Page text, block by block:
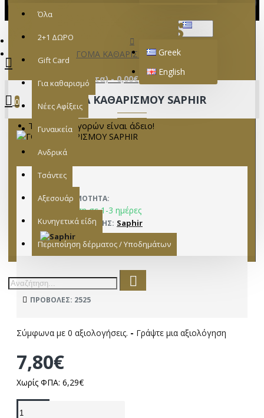
Greek
English
0 προϊόν(τα) - 0,00€
0
Το καλάθι αγορών είναι άδειο!
Όλα
2+1 ΔΩΡΟ
Gift Card
Για καθαρισμό
Νέες Αφίξεις
Γυναικεία
Ανδρικά
Τσάντες
Αξεσουάρ
Κυνηγετικά είδη
Περιποίηση δέρματος / Υποδημάτων
ΓΟΜΑ ΚΑΘΑΡΙΣΜΟΥ SAPHIR
ΓΟΜΑ ΚΑΘΑΡΙΣΜΟΥ SAPHIR
ΔΙΑΘΕΣΙΜΌΤΗΤΑ:
Παράδοση σε 1-3 ημέρες
ΚΑΤΑΣΚΕΥΑΣΤΉΣ: Saphir
ΜΟΝΤΈΛΟ: 15282009
ΠΡΟΒΟΛΈΣ: 2525
Σύμφωνα με 0 αξιολογήσεις. - Γράψτε μια αξιολόγηση
7,80€
Χωρίς ΦΠΑ: 6,29€